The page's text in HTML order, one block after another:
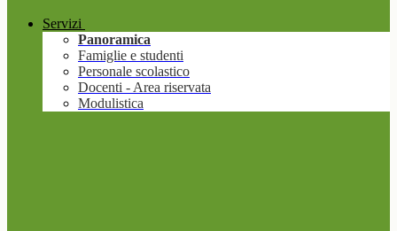
Servizi
Panoramica
Famiglie e studenti
Personale scolastico
Docenti - Area riservata
Modulistica